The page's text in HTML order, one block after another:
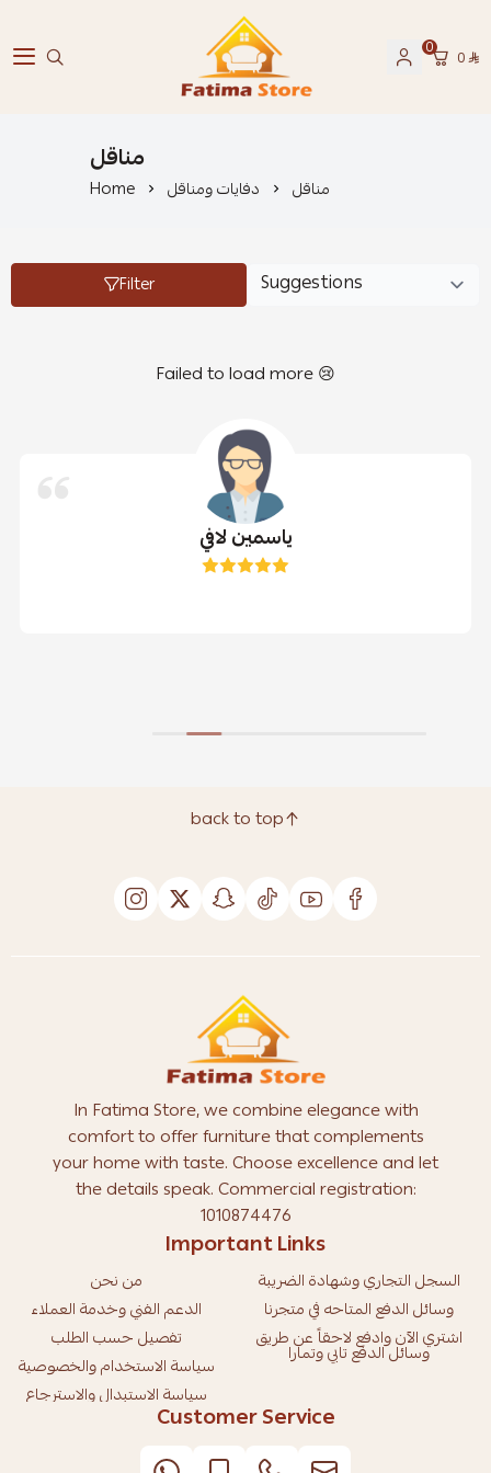
فاطمة ستور Fatima Store
0 0
مناقل
Home دفايات ومناقل مناقل
Filter
Failed to load more 😢
ياسمين لافي
back to top
In Fatima Store, we combine elegance with
comfort to offer furniture that complements
your home with taste. Choose excellence and let
the details speak. Commercial registration:
1010874476
Important Links
من نحن
الدعم الفني وخدمة العملاء
تفصيل حسب الطلب
سياسة الاستخدام والخصوصية
سياسة الاستبدال والاسترجاع
السجل التجاري وشهادة الضريبة
وسائل الدفع المتاحه في متجرنا
اشتري الآن وادفع لاحقاً عن طريق
وسائل الدفع تابي وتمارا
Customer Service